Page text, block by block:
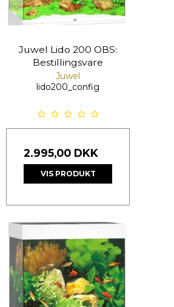
Juwel Lido 200 OBS:
Bestillingsvare
Juwel
lido200_config
2.995,00 DKK
VIS PRODUKT